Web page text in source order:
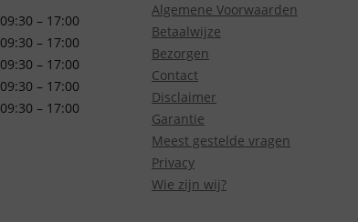
09:30 – 17:00
09:30 – 17:00
09:30 – 17:00
09:30 – 17:00
09:30 – 17:00
Algemene Voorwaarden
Betaalwijze
Bezorgen
Contact
Disclaimer
Garantie
Meest gestelde vragen
Privacy
Wie zijn wij?